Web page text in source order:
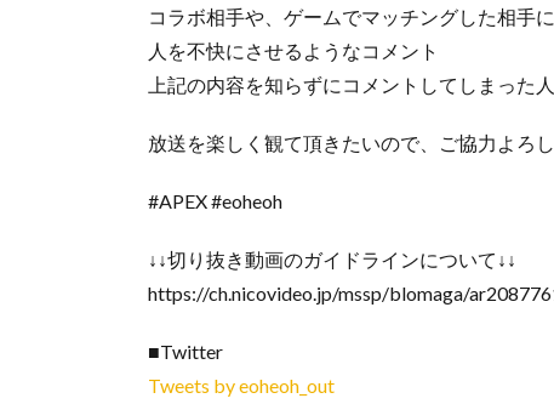
コラボ相手や、ゲームでマッチングした相手
人を不快にさせるようなコメント
上記の内容を知らずにコメントしてしまった
放送を楽しく観て頂きたいので、ご協力よろ
#APEX #eoheoh
↓↓切り抜き動画のガイドラインについて↓↓
https://ch.nicovideo.jp/mssp/blomaga/
■Twitter
Tweets by eoheoh_out